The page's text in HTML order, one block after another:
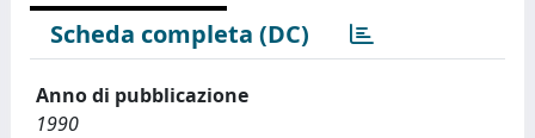
Scheda completa (DC)
Anno di pubblicazione
1990